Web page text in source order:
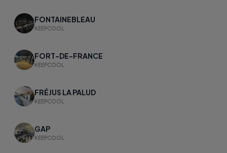
FONTAINEBLEAU
KEEPCOOL
FORT-DE-FRANCE
KEEPCOOL
FRÉJUS LA PALUD
KEEPCOOL
GAP
KEEPCOOL